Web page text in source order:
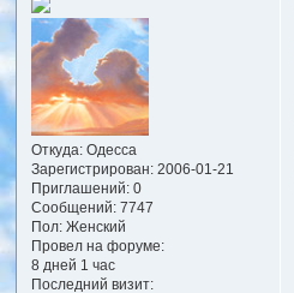
Откуда:Одесса
Зарегистрирован: 2006-01-21
Приглашений:0
Сообщений:7747
Пол:Женский
Провел на форуме:
8 дней 1 час
Последний визит: